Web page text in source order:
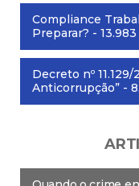
Compliance
Preparar? -
Decreto nº
Anticorrupção” -